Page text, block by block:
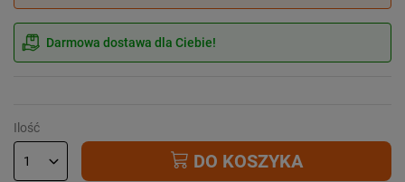
Darmowa dostawa dla Ciebie!
Ilość
DO KOSZYKA